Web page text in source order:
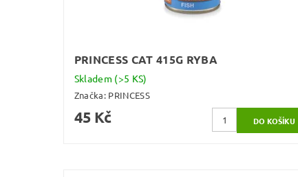
PRINCESS CAT 415G RYBA
Skladem (>5 KS)
Značka: PRINCESS
45 Kč